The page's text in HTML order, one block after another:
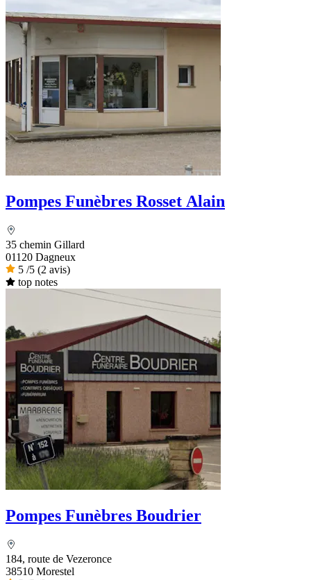
Pompes Funèbres Rosset Alain
35 chemin Gillard
01120 Dagneux
5 /5 (2 avis)
top notes
Pompes Funèbres Boudrier
184, route de Vezeronce
38510 Morestel